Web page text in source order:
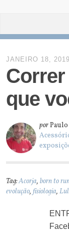
JANEIRO 18, 2019
que
por
Tag:Acorja,born to
evolução,fisiologia,